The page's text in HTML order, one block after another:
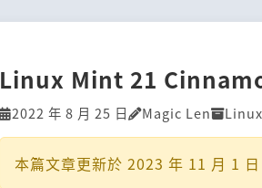
Linux Mint 21
2022 年 8 月 25 日 Magic Len Linux
本篇文章更新於 2023 年 11 月 1